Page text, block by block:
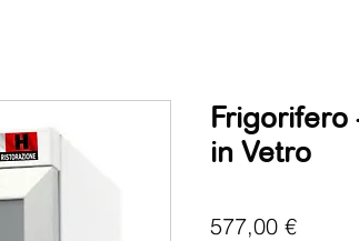
Frigorifero
in Vetro
577,00 €Prix